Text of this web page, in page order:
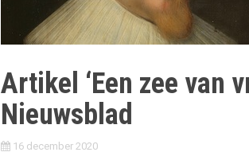
Artikel ‘Een zee van
Nieuwsblad
16 december 2020